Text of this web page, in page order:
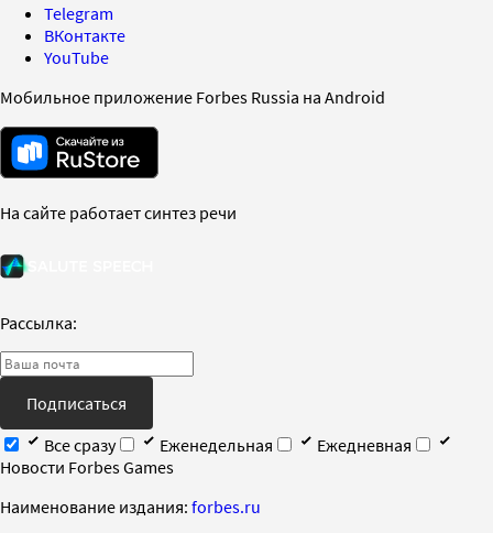
Telegram
ВКонтакте
YouTube
Мобильное приложение Forbes Russia на Android
На сайте работает синтез речи
Рассылка:
Подписаться
Все сразу
Еженедельная
Ежедневная
Новости Forbes Games
Наименование издания: forbes.ru